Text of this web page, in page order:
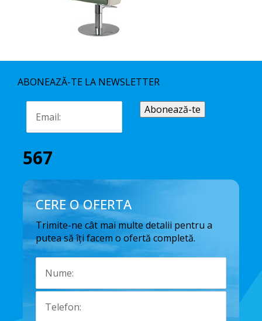
ABONEAZĂ-TE LA NEWSLETTER
567
CERE O OFERTA
Trimite-ne cât mai multe detalii pentru a
putea să îți facem o ofertă completă.